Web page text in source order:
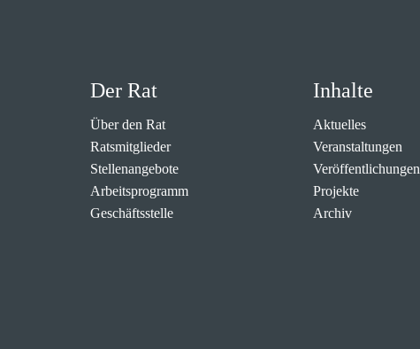
Der Rat
Über den Rat
Ratsmitglieder
Stellenangebote
Arbeitsprogramm
Geschäftsstelle
Inhalte
Aktuelles
Veranstaltungen
Veröffentlichungen
Projekte
Archiv